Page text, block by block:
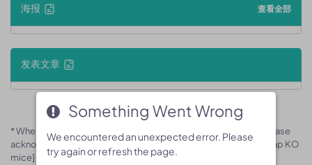
海报 查看全部
发表文章
* When publishing results obtained using this animal model, please
acknowledge the source as follows: The animal model [B-Cd2ap KO
mice] (Cat# 170189) was purchased from Biocytogen.
Something Went Wrong
We encountered an unexpected error. Please
try again or refresh the page.
Something Went Wrong
We encountered an unexpected error. Please
try again or refresh the page.